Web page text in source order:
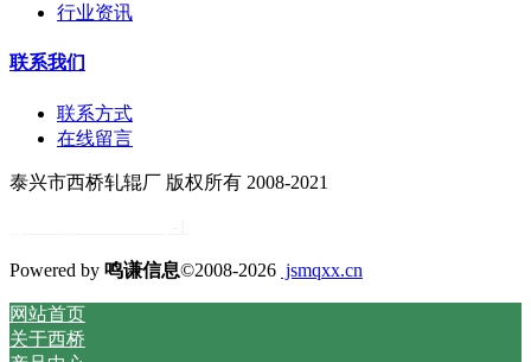
行业资讯
联系我们
联系方式
在线留言
泰兴市西桥轧辊厂 版权所有 2008-2021
Powered by 鸣谦信息©2008-2026 jsmqxx.cn
网站首页
关于西桥